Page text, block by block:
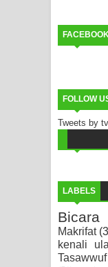
FOLLOW
Tweets by
LABELS
Makrifat
kenali